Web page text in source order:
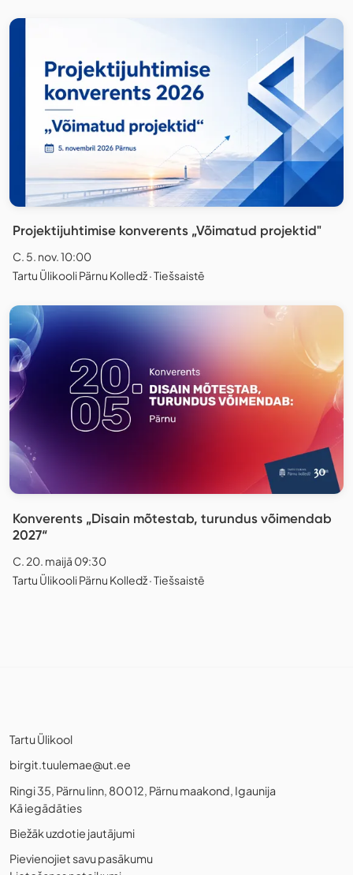
Projektijuhtimise konverents „Võimatud projektid"
C. 5. nov. 10:00
Tartu Ülikooli Pärnu Kolledž · Tiešsaistē
Konverents „Disain mõtestab, turundus võimendab
2027“
C. 20. maijā 09:30
Tartu Ülikooli Pärnu Kolledž · Tiešsaistē
Tartu Ülikool
birgit.tuulemae@ut.ee
Ringi 35, Pärnu linn, 80012, Pärnu maakond, Igaunija
Kā iegādāties
Biežāk uzdotie jautājumi
Pievienojiet savu pasākumu